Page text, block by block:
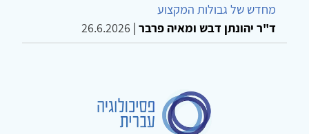
מחדש של גבולות המקצוע
ד"ר יהונתן דבש ומאיה פרבר |
26.6.2026